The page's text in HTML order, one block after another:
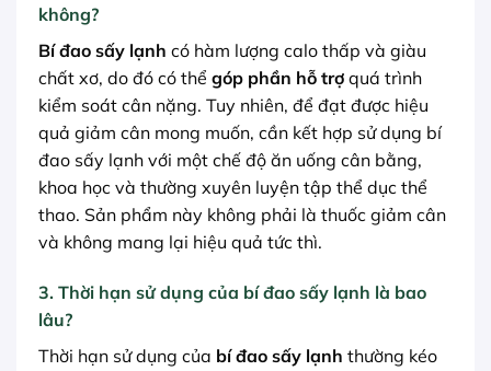
không?
Bí đao sấy lạnh có hàm lượng calo thấp và giàu
chất xơ, do đó có thể góp phần hỗ trợ quá trình
kiểm soát cân nặng. Tuy nhiên, để đạt được hiệu
quả giảm cân mong muốn, cần kết hợp sử dụng bí
đao sấy lạnh với một chế độ ăn uống cân bằng,
khoa học và thường xuyên luyện tập thể dục thể
thao. Sản phẩm này không phải là thuốc giảm cân
và không mang lại hiệu quả tức thì.
3. Thời hạn sử dụng của bí đao sấy lạnh là bao
lâu?
Thời hạn sử dụng của bí đao sấy lạnh thường kéo